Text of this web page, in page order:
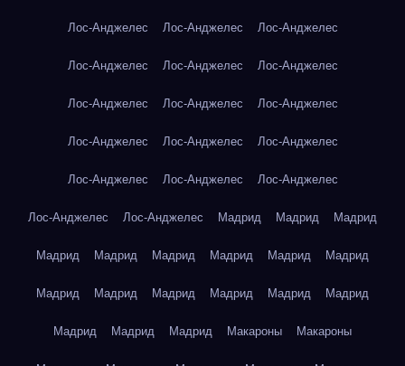
Лос-Анджелес Лос-Анджелес Лос-Анджелес
Лос-Анджелес Лос-Анджелес Лос-Анджелес
Лос-Анджелес Лос-Анджелес Лос-Анджелес
Лос-Анджелес Лос-Анджелес Лос-Анджелес
Лос-Анджелес Лос-Анджелес Лос-Анджелес
Лос-Анджелес Лос-Анджелес Мадрид Мадрид Мадрид
Мадрид Мадрид Мадрид Мадрид Мадрид Мадрид
Мадрид Мадрид Мадрид Мадрид Мадрид Мадрид
Мадрид Мадрид Мадрид Макароны Макароны